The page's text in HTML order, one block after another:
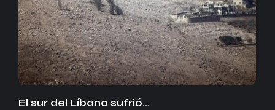
El sur del Líbano sufrió…